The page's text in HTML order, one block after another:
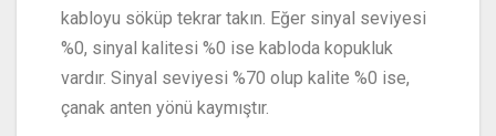
kabloyu söküp tekrar takın. Eğer sinyal seviyesi
%0, sinyal kalitesi %0 ise kabloda kopukluk
vardır. Sinyal seviyesi %70 olup kalite %0 ise,
çanak anten yönü kaymıştır.